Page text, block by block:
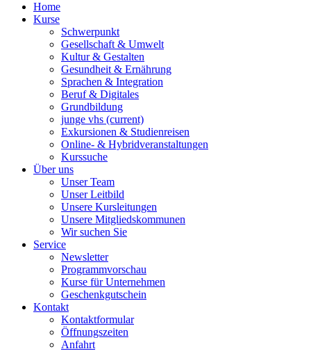
Home
Kurse
Schwerpunkt
Gesellschaft & Umwelt
Kultur & Gestalten
Gesundheit & Ernährung
Sprachen & Integration
Beruf & Digitales
Grundbildung
junge vhs (current)
Exkursionen & Studienreisen
Online- & Hybridveranstaltungen
Kurssuche
Über uns
Unser Team
Unser Leitbild
Unsere Kursleitungen
Unsere Mitgliedskommunen
Wir suchen Sie
Service
Newsletter
Programmvorschau
Kurse für Unternehmen
Geschenkgutschein
Kontakt
Kontaktformular
Öffnungszeiten
Anfahrt